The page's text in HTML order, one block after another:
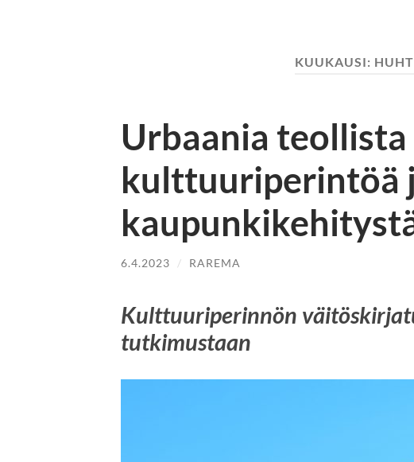
KUUKAUSI:
Urbaania teollista
kulttuuriperintöä
6.4.2023 / RAREMA
Kulttuuriperinnön
tutkimustaan